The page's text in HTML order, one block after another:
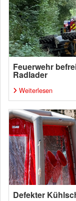
Feuerwehr
Radlader
Weiterlesen
Defekter